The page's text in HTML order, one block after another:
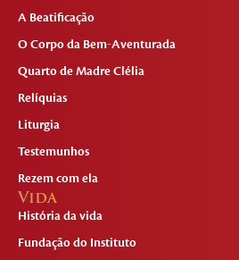
A Beatificação
O Corpo da Bem-Aventurada
Quarto de Madre Clélia
Relíquias
Liturgia
Testemunhos
Rezem com ela
Vida
História da vida
Fundação do Instituto